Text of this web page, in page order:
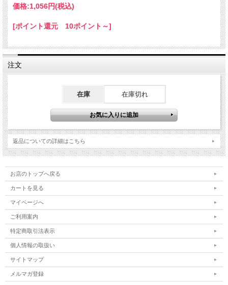
価格:1,056円(税込)
[ポイント還元 10ポイント～]
注文
在庫 在庫切れ
返品についての詳細はこちら
お店のトップへ戻る
カートを見る
マイページへ
ご利用案内
特定商取引法表示
個人情報の取扱い
サイトマップ
メルマガ登録